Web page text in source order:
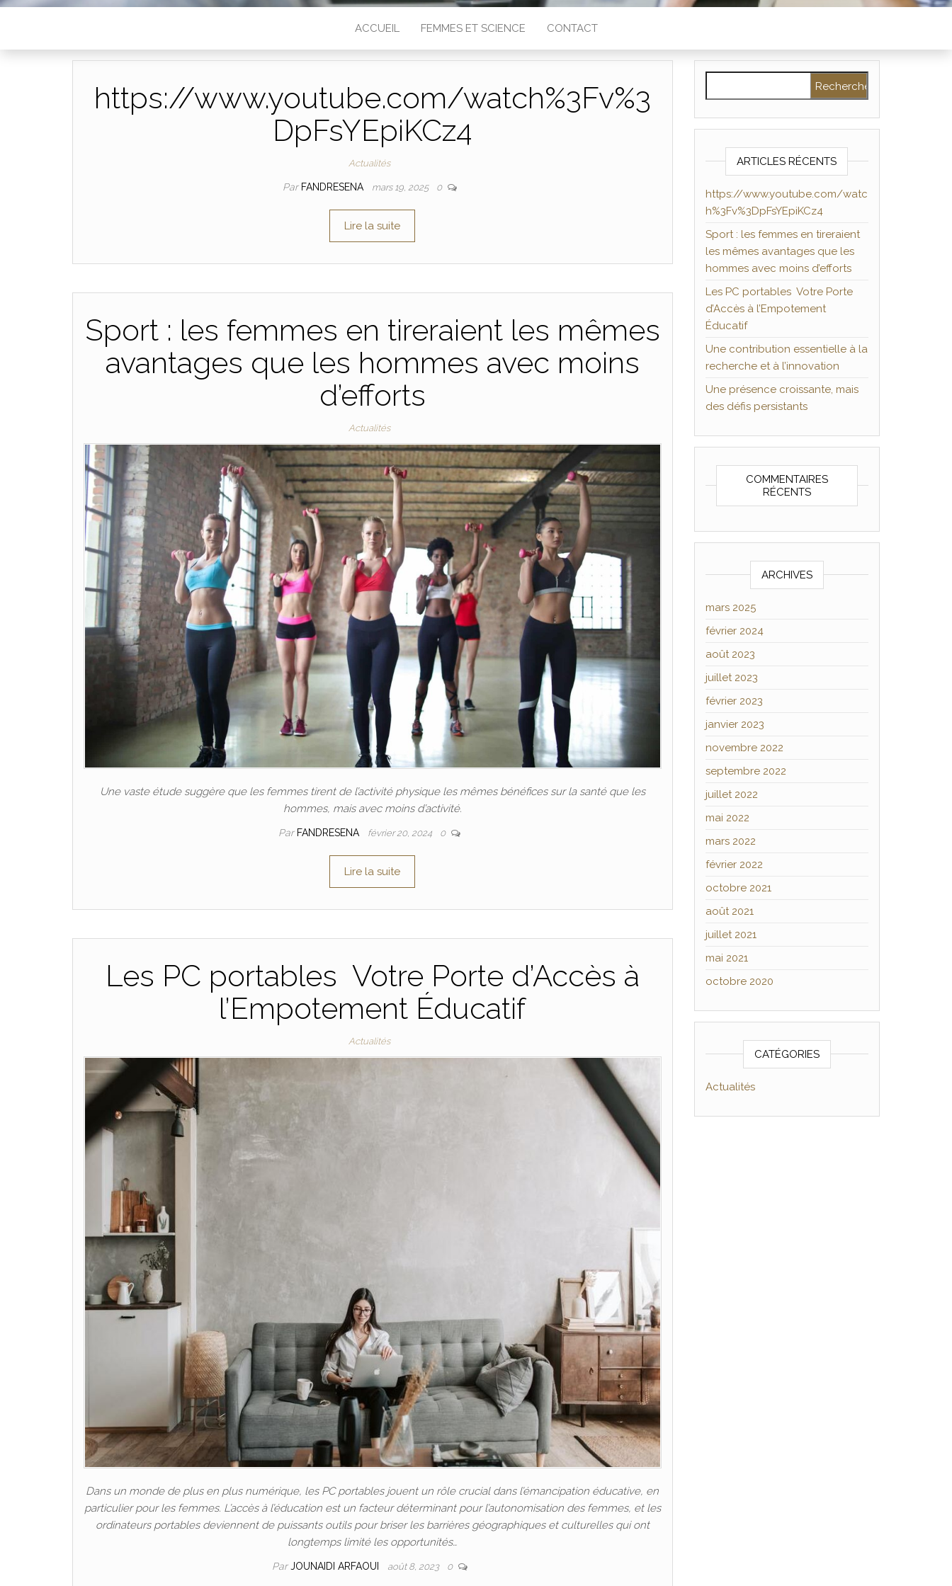
ACCUEIL FEMMES ET SCIENCE CONTACT
https://www.youtube.com/watch%3Fv%3
DpFsYEpiKCz4
Actualités
Par FANDRESENA mars 19, 2025 0
Lire la suite
Sport : les femmes en tireraient les mêmes
avantages que les hommes avec moins
d’efforts
Actualités
Une vaste étude suggère que les femmes tirent de l’activité physique les mêmes bénéfices sur la santé que les
hommes, mais avec moins d’activité.
Par FANDRESENA février 20, 2024 0
Lire la suite
Les PC portables Votre Porte d’Accès à
l’Empotement Éducatif
Actualités
Dans un monde de plus en plus numérique, les PC portables jouent un rôle crucial dans l’émancipation éducative, en
particulier pour les femmes. L’accès à l’éducation est un facteur déterminant pour l’autonomisation des femmes, et les
ordinateurs portables deviennent de puissants outils pour briser les barrières géographiques et culturelles qui ont
longtemps limité les opportunités…
ParJOUNAIDI ARFAOUI août 8, 2023 0
ARTICLES RÉCENTS
https://www.youtube.com/watc
h%3Fv%3DpFsYEpiKCz4
Sport : les femmes en tireraient
les mêmes avantages que les
hommes avec moins d’efforts
Les PC portables Votre Porte
d’Accès à l’Empotement
Éducatif
Une contribution essentielle à la
recherche et à l’innovation
Une présence croissante, mais
des défis persistants
COMMENTAIRES
RÉCENTS
ARCHIVES
mars 2025
février 2024
août 2023
juillet 2023
février 2023
janvier 2023
novembre 2022
septembre 2022
juillet 2022
mai 2022
mars 2022
février 2022
octobre 2021
août 2021
juillet 2021
mai 2021
octobre 2020
CATÉGORIES
Actualités